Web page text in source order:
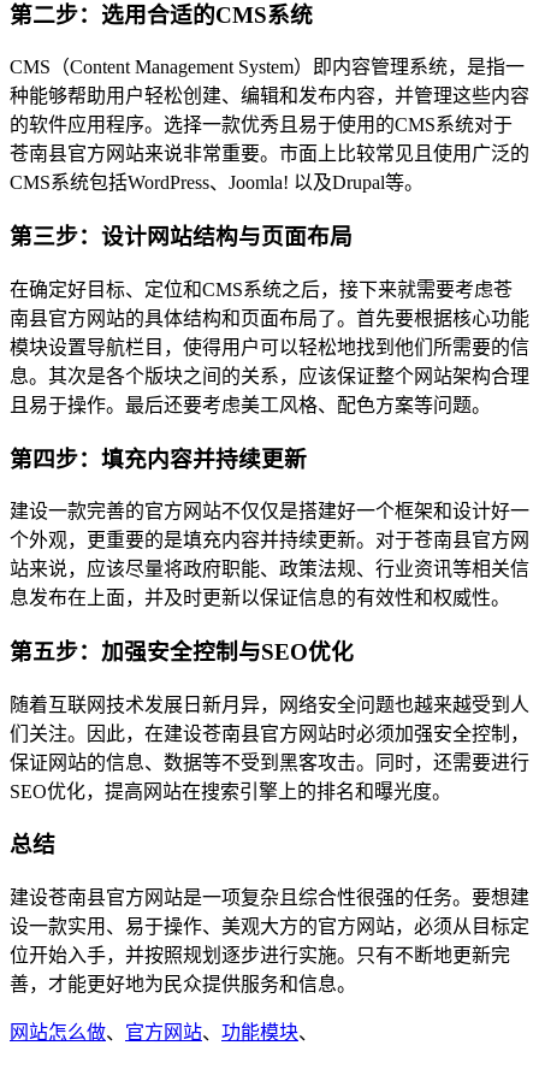
第二步：选用合适的CMS系统
CMS（Content Management System）即内容管理系统，是指一
种能够帮助用户轻松创建、编辑和发布内容，并管理这些内容
的软件应用程序。选择一款优秀且易于使用的CMS系统对于
苍南县官方网站来说非常重要。市面上比较常见且使用广泛的
CMS系统包括WordPress、Joomla! 以及Drupal等。
第三步：设计网站结构与页面布局
在确定好目标、定位和CMS系统之后，接下来就需要考虑苍
南县官方网站的具体结构和页面布局了。首先要根据核心功能
模块设置导航栏目，使得用户可以轻松地找到他们所需要的信
息。其次是各个版块之间的关系，应该保证整个网站架构合理
且易于操作。最后还要考虑美工风格、配色方案等问题。
第四步：填充内容并持续更新
建设一款完善的官方网站不仅仅是搭建好一个框架和设计好一
个外观，更重要的是填充内容并持续更新。对于苍南县官方网
站来说，应该尽量将政府职能、政策法规、行业资讯等相关信
息发布在上面，并及时更新以保证信息的有效性和权威性。
第五步：加强安全控制与SEO优化
随着互联网技术发展日新月异，网络安全问题也越来越受到人
们关注。因此，在建设苍南县官方网站时必须加强安全控制，
保证网站的信息、数据等不受到黑客攻击。同时，还需要进行
SEO优化，提高网站在搜索引擎上的排名和曝光度。
总结
建设苍南县官方网站是一项复杂且综合性很强的任务。要想建
设一款实用、易于操作、美观大方的官方网站，必须从目标定
位开始入手，并按照规划逐步进行实施。只有不断地更新完
善，才能更好地为民众提供服务和信息。
网站怎么做、 官方网站、 功能模块、